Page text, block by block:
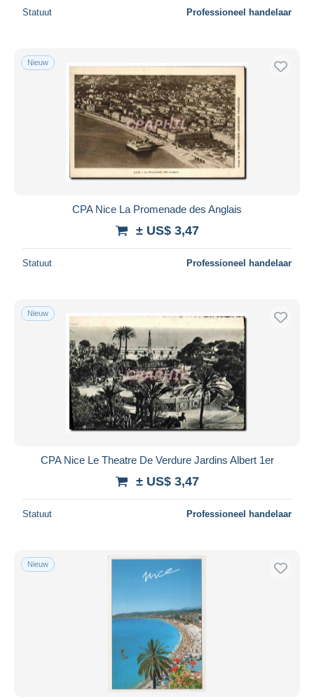
Statuut Professioneel handelaar
Nieuw
CPA Nice La Promenade des Anglais
± US$ 3,47
Statuut Professioneel handelaar
Nieuw
CPA Nice Le Theatre De Verdure Jardins Albert 1er
± US$ 3,47
Statuut Professioneel handelaar
Nieuw